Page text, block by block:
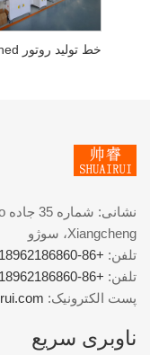
Xiangcheng، سوژو
تلفن: +86-18962186860
تلفن: +86-18962186860
پست الکترونیک:
ناوبری سریع